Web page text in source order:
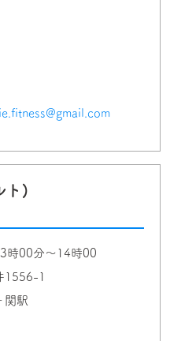
ト)
00分〜14時00
1556-1
関駅